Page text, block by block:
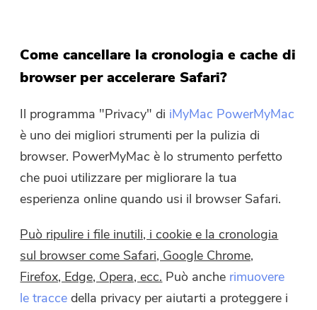
Come cancellare la cronologia e cache di
browser per accelerare Safari?
Il programma "Privacy" di iMyMac PowerMyMac
è uno dei migliori strumenti per la pulizia di
browser. PowerMyMac è lo strumento perfetto
che puoi utilizzare per migliorare la tua
esperienza online quando usi il browser Safari.
Può ripulire i file inutili, i cookie e la cronologia
sul browser come Safari, Google Chrome,
Firefox, Edge, Opera, ecc. Può anche rimuovere
le tracce della privacy per aiutarti a proteggere i